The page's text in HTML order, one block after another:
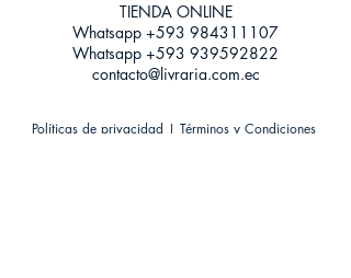
TIENDA ONLINE​
Whatsapp +593 984311107
Whatsapp +593 939592822
contacto@livraria.com.ec
Políticas de privacidad | Términos y Condiciones